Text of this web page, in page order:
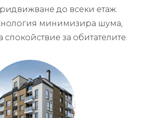
до всеки етаж.
минимизира шума,
спокойствие за обитателите.